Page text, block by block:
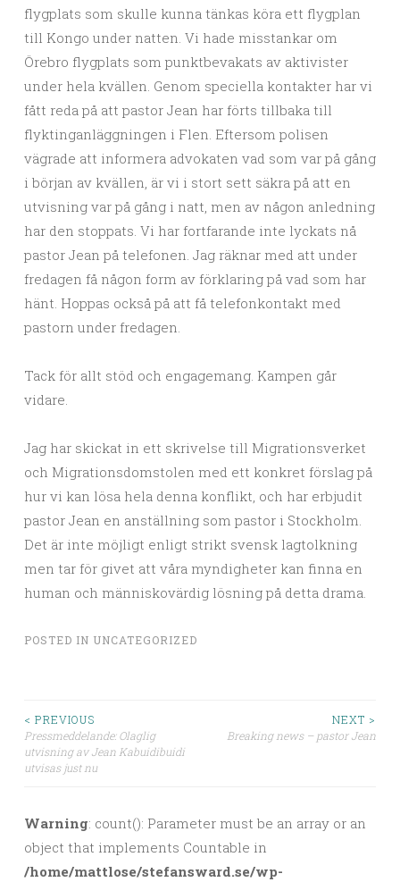
flygplats som skulle kunna tänkas köra ett flygplan
till Kongo under natten. Vi hade misstankar om
Örebro flygplats som punktbevakats av aktivister
under hela kvällen. Genom speciella kontakter har vi
fått reda på att pastor Jean har förts tillbaka till
flyktinganläggningen i Flen. Eftersom polisen
vägrade att informera advokaten vad som var på gång
i början av kvällen, är vi i stort sett säkra på att en
utvisning var på gång i natt, men av någon anledning
har den stoppats. Vi har fortfarande inte lyckats nå
pastor Jean på telefonen. Jag räknar med att under
fredagen få någon form av förklaring på vad som har
hänt. Hoppas också på att få telefonkontakt med
pastorn under fredagen.
Tack för allt stöd och engagemang. Kampen går
vidare.
Jag har skickat in ett skrivelse till Migrationsverket
och Migrationsdomstolen med ett konkret förslag på
hur vi kan lösa hela denna konflikt, och har erbjudit
pastor Jean en anställning som pastor i Stockholm.
Det är inte möjligt enligt strikt svensk lagtolkning
men tar för givet att våra myndigheter kan finna en
human och människovärdig lösning på detta drama.
POSTED IN UNCATEGORIZED
Post navigation
< PREVIOUS
Pressmeddelande: Olaglig
utvisning av Jean Kabuidibuidi
utvisas just nu
NEXT >
Breaking news – pastor Jean
Warning: count(): Parameter must be an array or an
object that implements Countable in
/home/mattlose/stefansward.se/wp-